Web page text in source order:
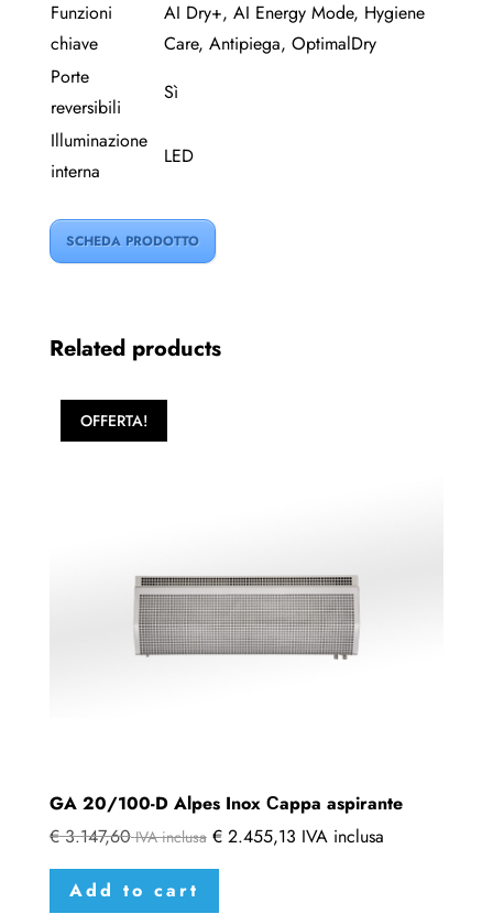
Funzioni
chiave
AI Dry+, AI Energy Mode, Hygiene
Care, Antipiega, OptimalDry
Porte
reversibili
Sì
Illuminazione
interna
LED
SCHEDA PRODOTTO
Related products
OFFERTA!
GA 20/100-D Alpes Inox Сappa aspirante
€3.147,60 IVA inclusa €2.455,13 IVA inclusa
Add to cart